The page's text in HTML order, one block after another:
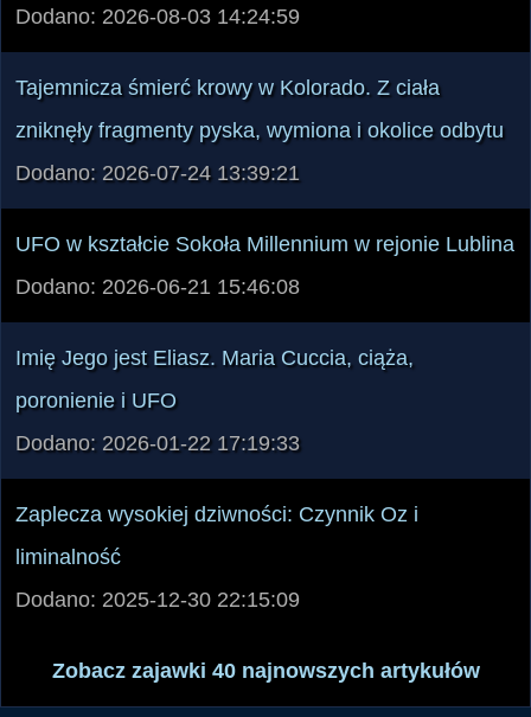
zniknęły fragmenty pyska, wymiona i okolice odbytu
Dodano: 2026-07-24 13:39:21
Dodano: 2026-06-21 15:46:08
poronienie i UFO
Dodano: 2026-01-22 17:19:33
liminalność
Dodano: 2025-12-30 22:15:09
NAJNOWSZE KOMENTARZE